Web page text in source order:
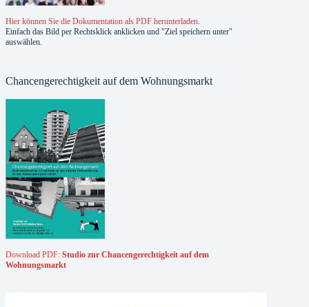
Hier können Sie die Dokumentation als PDF herunterladen.
Einfach das Bild per Rechtsklick anklicken und "Ziel speichern unter"
auswählen.
Chancengerechtigkeit auf dem Wohnungsmarkt
Download PDF: Studio zur Chancengerechtigkeit auf dem
Wohnungsmarkt